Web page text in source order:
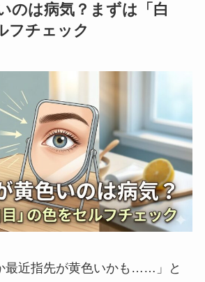
のは病気？まずは「白
フチェック
最近指先が黄色いかも……」と